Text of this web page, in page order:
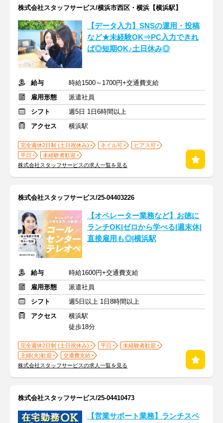
株式会社スタッフサービス/横浜市西区・横浜【横浜駅】
【データ入力】SNSの運用・投稿
など★未経験OK⇒PC入力できれ
ば◎短期OK♪土日休み◎
給与
時給1500～1700円+交通費支給
雇用形態
派遣社員
シフト
週5日 1日6時間以上
アクセス
横浜駅
完全週休2日制 (土日祝休み) ネイル可
ピアス可
平日
未経験者歓迎
株式会社スタッフサービスの求人一覧を見る
株式会社スタッフサービス/25-04403226
【オペレーター業務など】お徳に
ランチOK|ゼロから学べる|週末休|
直接雇用も◎|横浜駅
給与
時給1600円+交通費支給
雇用形態
派遣社員
シフト
週5日以上 1日8時間以上
アクセス
横浜駅
徒歩18分
完全週休2日制 (土日祝休み) 平日
未経験者歓迎
主婦(夫)歓迎
交通費支給
株式会社スタッフサービスの求人一覧を見る
株式会社スタッフサービス/25-04410473
【営業サポート業務】ランチスペ